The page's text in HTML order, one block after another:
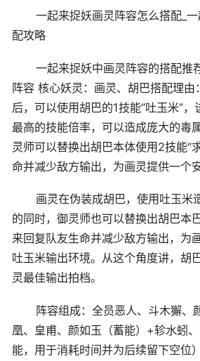
一起来捉妖画灵阵容怎么搭配_
配攻略
一起来捉妖中画灵阵容的搭配推
阵容 核心妖灵：画灵、胡巴搭配理由
后，可以使用胡巴的1技能“吐玉米”
最高的技能倍率，可以造成庞大的毒
灵师可以替换出胡巴本体使用2技能“
命并减少敌方输出，为画灵提供一个
画灵在伪装成胡巴，使用吐玉米
的同时，御灵师也可以替换出胡巴本
来回复队友生命并减少敌方输出，为
吐玉米输出环境。从这个角度讲，胡
灵最佳输出拍档。
阵容组成：全员恶人、斗木獬、
凰、皇甫、颜如玉（蓄能）+轸水蚓
能，用于消耗时间并为后续留下空位